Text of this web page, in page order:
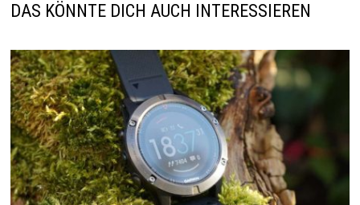
DAS KÖNNTE DICH AUCH INTERESSIEREN